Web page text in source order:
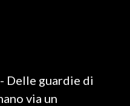
Delle guardie di
via un